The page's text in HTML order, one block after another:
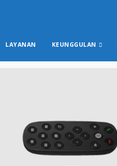
LAYANAN KEUNGGULAN